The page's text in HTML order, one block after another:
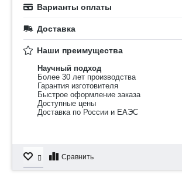
Варианты оплаты
Доставка
Наши преимущества
Научный подход
Более 30 лет производства
Гарантия изготовителя
Быстрое оформление заказа
Доступные цены
Доставка по России и ЕАЭС
Сравнить